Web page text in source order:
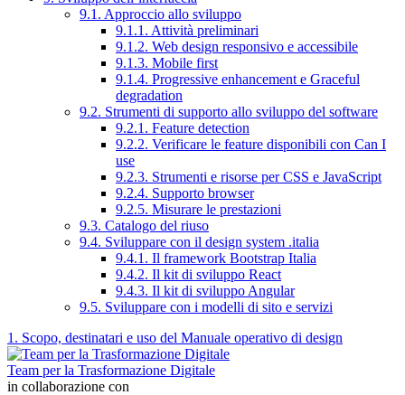
9.1. Approccio allo sviluppo
9.1.1. Attività preliminari
9.1.2. Web design responsivo e accessibile
9.1.3. Mobile first
9.1.4. Progressive enhancement e Graceful
degradation
9.2. Strumenti di supporto allo sviluppo del software
9.2.1. Feature detection
9.2.2. Verificare le feature disponibili con Can I
use
9.2.3. Strumenti e risorse per CSS e JavaScript
9.2.4. Supporto browser
9.2.5. Misurare le prestazioni
9.3. Catalogo del riuso
9.4. Sviluppare con il design system .italia
9.4.1. Il framework Bootstrap Italia
9.4.2. Il kit di sviluppo React
9.4.3. Il kit di sviluppo Angular
9.5. Sviluppare con i modelli di sito e servizi
1. Scopo, destinatari e uso del Manuale operativo di design
Team per la Trasformazione Digitale
in collaborazione con